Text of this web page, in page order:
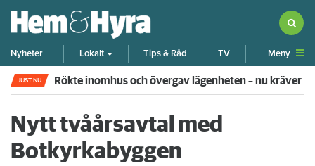
Nyheter Lokalt Tips & Råd TV Meny
JUST NU Rökte inomhus och övergav lägenheten – nu kräver
Nytt tvåårsavtal med
Botkyrkabyggen